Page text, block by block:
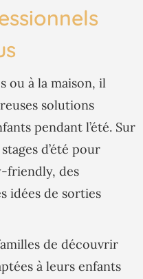
ou à la maison, il
solutions
pendant l’été. Sur
d’été pour
friendly, des
idées de sorties
de découvrir
à leurs enfants